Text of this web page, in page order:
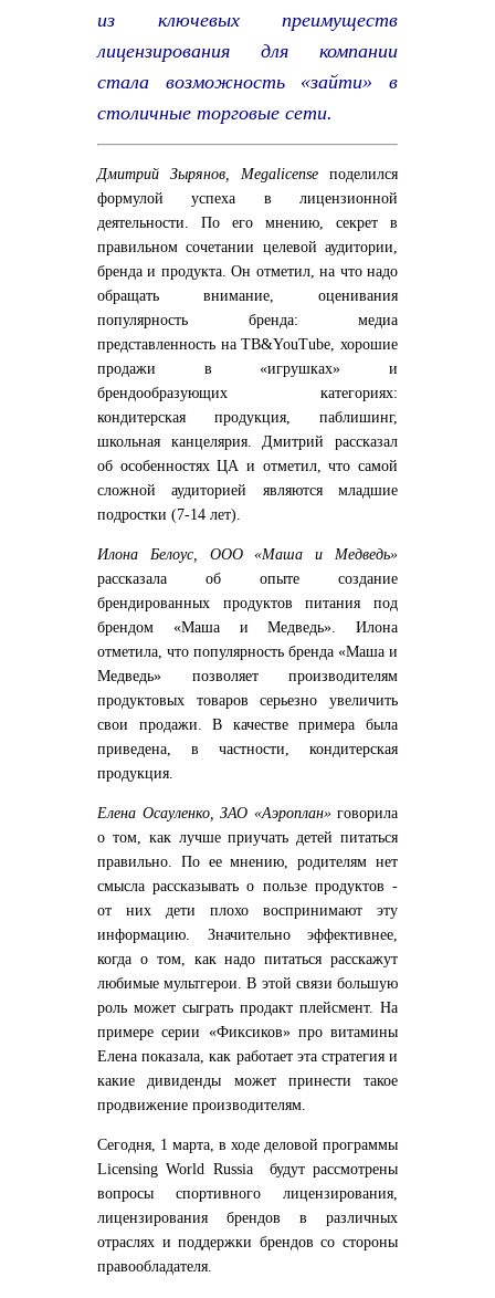
из ключевых преимуществ
лицензирования для компании
стала возможность «зайти» в
столичные торговые сети.
Дмитрий Зырянов, Megalicense поделился
формулой успеха в лицензионной
деятельности. По его мнению, секрет в
правильном сочетании целевой аудитории,
бренда и продукта. Он отметил, на что надо
обращать внимание, оценивания
популярность бренда: медиа
представленность на ТВ&YouTube, хорошие
продажи в «игрушках» и
брендообразующих категориях:
кондитерская продукция, паблишинг,
школьная канцелярия. Дмитрий рассказал
об особенностях ЦА и отметил, что самой
сложной аудиторией являются младшие
подростки (7-14 лет).
Илона Белоус, ООО «Маша и Медведь»
рассказала об опыте создание
брендированных продуктов питания под
брендом «Маша и Медведь». Илона
отметила, что популярность бренда «Маша и
Медведь» позволяет производителям
продуктовых товаров серьезно увеличить
свои продажи. В качестве примера была
приведена, в частности, кондитерская
продукция.
Елена Осауленко, ЗАО «Аэроплан» говорила
о том, как лучше приучать детей питаться
правильно. По ее мнению, родителям нет
смысла рассказывать о пользе продуктов -
от них дети плохо воспринимают эту
информацию. Значительно эффективнее,
когда о том, как надо питаться расскажут
любимые мультгерои. В этой связи большую
роль может сыграть продакт плейсмент. На
примере серии «Фиксиков» про витамины
Елена показала, как работает эта стратегия и
какие дивиденды может принести такое
продвижение производителям.
Сегодня, 1 марта, в ходе деловой программы
Licensing World Russia будут рассмотрены
вопросы спортивного лицензирования,
лицензирования брендов в различных
отраслях и поддержки брендов со стороны
правообладателя.